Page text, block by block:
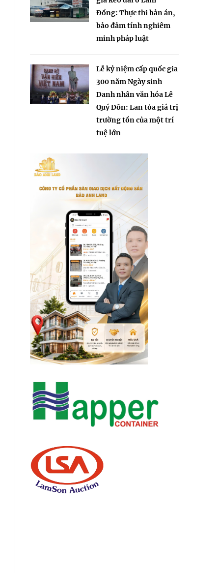
Đồng: Thực thi bản án,
bảo đảm tính nghiêm
minh pháp luật
Lễ kỷ niệm cấp quốc gia
300 năm Ngày sinh
Danh nhân văn hóa Lê
Quý Đôn: Lan tỏa giá trị
trường tồn của một trí
tuệ lớn